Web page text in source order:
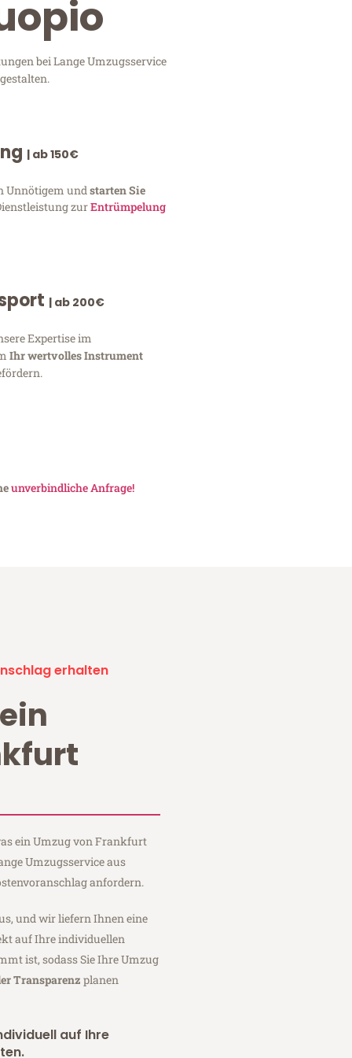
bei Lange Umzugsservice
| ab 150€
Unnötigem undstarten Sie
zurEntrümpelung
| ab 200€
Expertise im
Ihr wertvolles Instrument
unverbindliche Anfrage!
erhalten
ein Umzug von Frankfurt
Umzugsservice aus
anfordern.
und wir liefern Ihnen eine
auf Ihre individuellen
ist, sodass Sie Ihre Umzug
Transparenz planen
auf Ihre